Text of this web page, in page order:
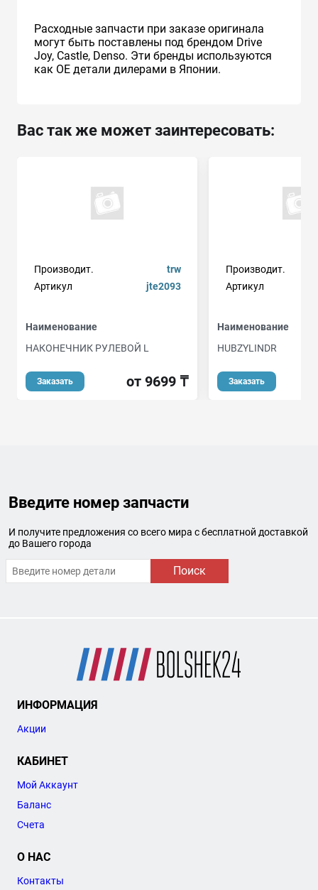
Расходные запчасти при заказе оригинала
могут быть поставлены под брендом Drive
Joy, Castle, Denso. Эти бренды используются
как ОЕ детали дилерами в Японии.
Вас так же может заинтересовать:
Производит.
trw
Артикул
jte2093
Наименование
НАКОНЕЧНИК РУЛЕВОЙ L
Заказать от 9699 ₸
Производит.
Артикул
Наименование
HUBZYLINDR
Заказать
Введите номер запчасти
И получите предложения со всего мира с бесплатной доставкой
до Вашего города
Поиск
ИНФОРМАЦИЯ
Акции
КАБИНЕТ
Мой Аккаунт
Баланс
Счета
О НАС
Контакты